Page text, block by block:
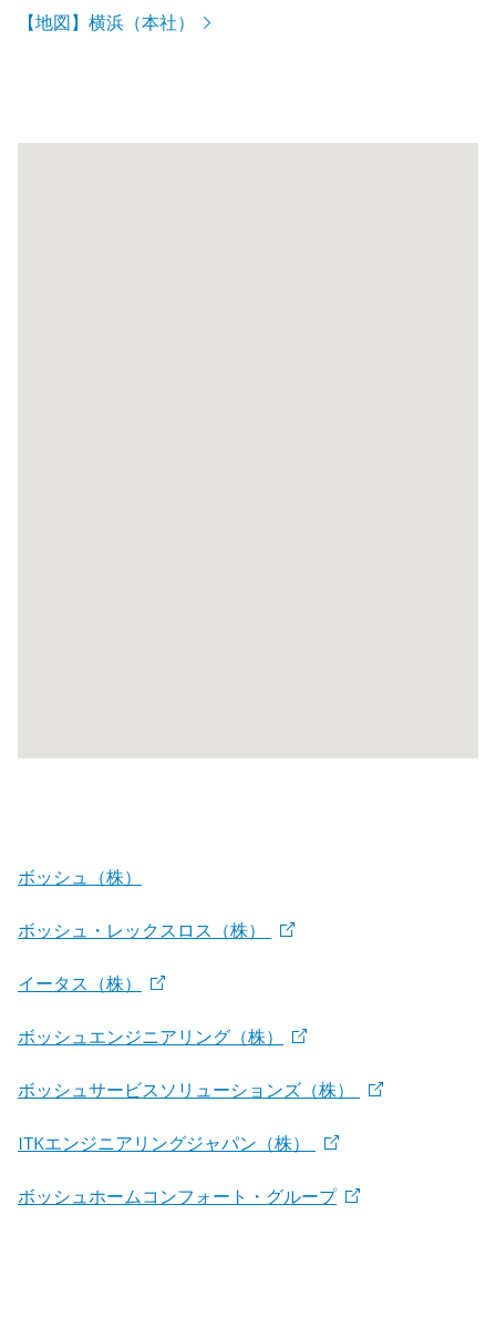
【地図】横浜（本社）
ボッシュ（株）
ボッシュ・レックスロス（株）
イータス（株）
ボッシュエンジニアリング（株）
ボッシュサービスソリューションズ（株）
ITKエンジニアリングジャパン（株）
ボッシュホームコンフォート・グループ